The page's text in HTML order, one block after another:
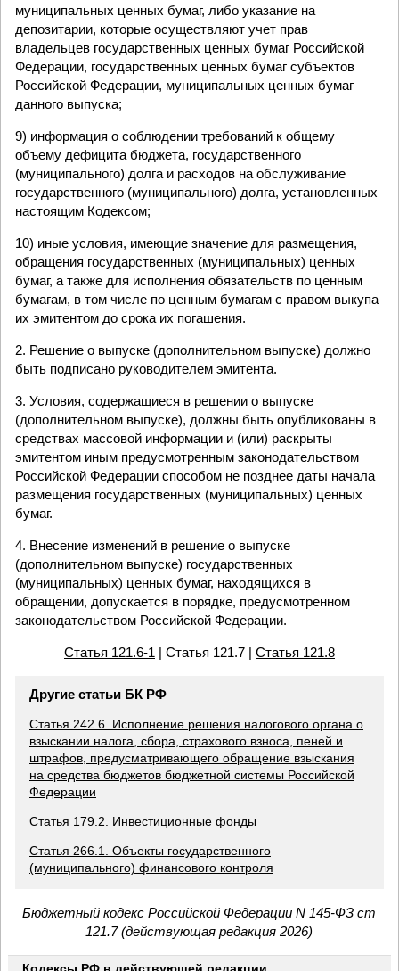
муниципальных ценных бумаг, либо указание на
депозитарии, которые осуществляют учет прав
владельцев государственных ценных бумаг Российской
Федерации, государственных ценных бумаг субъектов
Российской Федерации, муниципальных ценных бумаг
данного выпуска;
9) информация о соблюдении требований к общему
объему дефицита бюджета, государственного
(муниципального) долга и расходов на обслуживание
государственного (муниципального) долга, установленных
настоящим Кодексом;
10) иные условия, имеющие значение для размещения,
обращения государственных (муниципальных) ценных
бумаг, а также для исполнения обязательств по ценным
бумагам, в том числе по ценным бумагам с правом выкупа
их эмитентом до срока их погашения.
2. Решение о выпуске (дополнительном выпуске) должно
быть подписано руководителем эмитента.
3. Условия, содержащиеся в решении о выпуске
(дополнительном выпуске), должны быть опубликованы в
средствах массовой информации и (или) раскрыты
эмитентом иным предусмотренным законодательством
Российской Федерации способом не позднее даты начала
размещения государственных (муниципальных) ценных
бумаг.
4. Внесение изменений в решение о выпуске
(дополнительном выпуске) государственных
(муниципальных) ценных бумаг, находящихся в
обращении, допускается в порядке, предусмотренном
законодательством Российской Федерации.
Статья 121.6-1 | Статья 121.7 | Статья 121.8
Другие статьи БК РФ
Статья 242.6. Исполнение решения налогового органа о
взыскании налога, сбора, страхового взноса, пеней и
штрафов, предусматривающего обращение взыскания
на средства бюджетов бюджетной системы Российской
Федерации
Статья 179.2. Инвестиционные фонды
Статья 266.1. Объекты государственного
(муниципального) финансового контроля
Бюджетный кодекс Российской Федерации N 145-ФЗ ст
121.7 (действующая редакция 2026)